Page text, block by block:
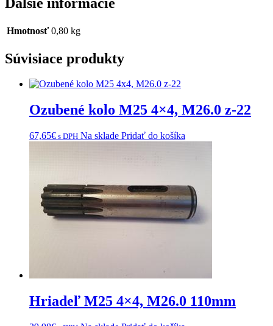
Hmotnosť 0,80 kg
Súvisiace produkty
Ozubené kolo M25 4×4, M26.0 z-22
67,65€ s DPH Na sklade Pridať do košíka
Hriadeľ M25 4×4, M26.0 110mm